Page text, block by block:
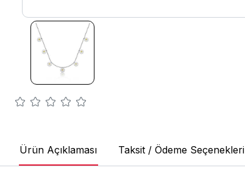
Ürün Açıklaması Taksit / Ödeme Seçenekleri